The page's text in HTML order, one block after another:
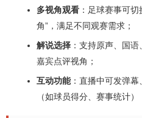
多视角观看 ：足球赛事可切
角”，满足不同观赛需求；
解说选择 ：支持原声、国
嘉宾点评视角；
互动功能：直播中可发弹幕
（如球员得分、赛事统计）